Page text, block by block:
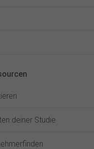
deiner Studie